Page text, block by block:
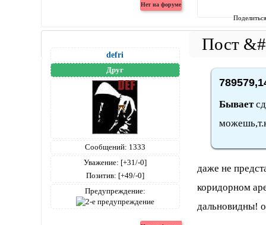
defri
Друг
Сообщений: 1333
Уважение: [+31/-0]
Позитив: [+49/-0]
Предупреждение:
Бывает
даже не
коридорном
дальновидны!